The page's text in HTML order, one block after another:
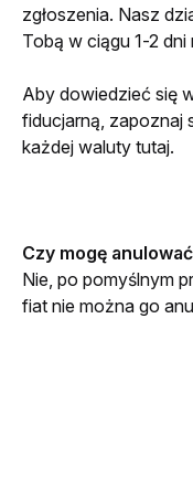
zgłoszenia. Nasz
Tobą w ciągu 1-2
Aby dowiedzieć się
fiducjarną, zapoznaj
każdej waluty tutaj.
Czy mogę
Nie, po pomyślnym
fiat nie można go